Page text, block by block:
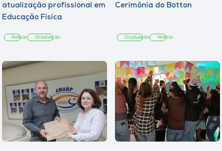
atualização profissional em
Educação Física
Notícia Graduação
Cerimônia do Botton
Graduação Notícia